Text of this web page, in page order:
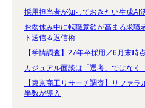
採用担当者が知っておきたい生成AI
お盆休み中に転職意欲が高まる求職
ト送信＆返信術
【学情調査】27年卒採用／6月末時
カジュアル面談は「選考」ではなく
【東京商工リサーチ調査】リファ
半数が導入